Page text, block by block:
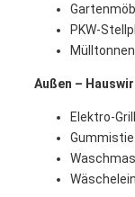
PKW-
Außen –
Elektro-Grill